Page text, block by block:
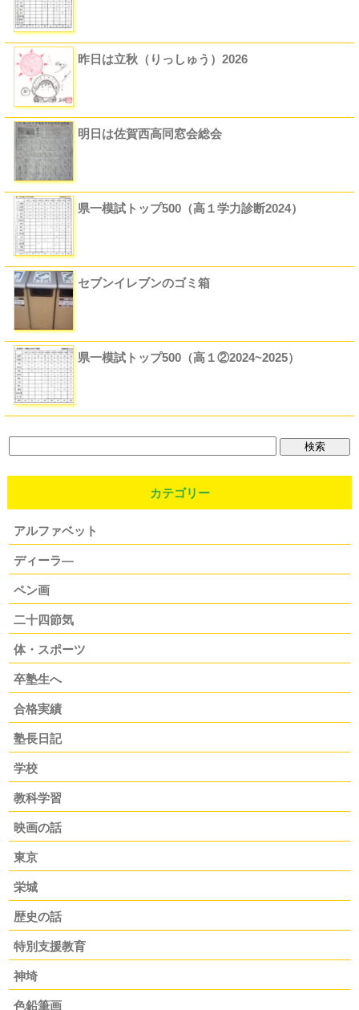
昨日は立秋（りっしゅう）2026
明日は佐賀西高同窓会総会
県一模試トップ500（高１学力診断2024）
セブンイレブンのゴミ箱
県一模試トップ500（高１②2024~2025）
カテゴリー
アルファベット
ディーラ―
ペン画
二十四節気
体・スポーツ
卒塾生へ
合格実績
塾長日記
学校
教科学習
映画の話
東京
栄城
歴史の話
特別支援教育
神埼
色鉛筆画